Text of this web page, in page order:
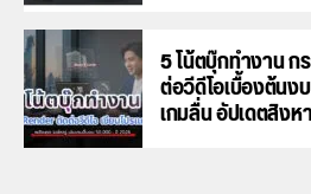
5 โน้ตบุ๊กทำงาน ก
ต่อวีดีโอเบื้องต้นง
เกมลื่น อัปเดตสิง